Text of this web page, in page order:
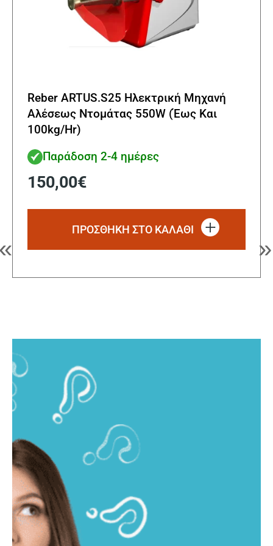
Reber ARTUS.S25 Ηλεκτρική Μηχανή
Αλέσεως Ντομάτας 550W (Έως Και
100kg/Hr)
Παράδοση 2-4 ημέρες
150,00€
ΠΡΟΣΘΗΚΗ ΣΤΟ ΚΑΛΑΘΙ
»